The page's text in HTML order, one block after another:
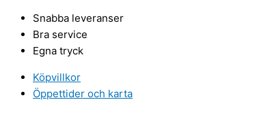
innehåll
Snabba leveranser
Bra service
Egna tryck
Köpvillkor
Öppettider och karta
search
search
Bike
Attitude
Mattsvart
3,5x900mm
m/Kod